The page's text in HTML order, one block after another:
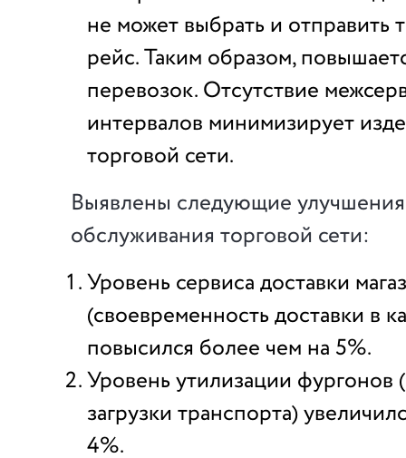
не может выбрать и отправить
рейс. Таким образом,
перевозок. Отсутствие
интервалов минимизирует
торговой сети.
Выявлены следующие улучшения
обслуживания торговой сети:
Уровень сервиса доставки
(своевременность доставки в
повысился более чем на 5%.
Уровень утилизации фургонов
загрузки транспорта)
4%.